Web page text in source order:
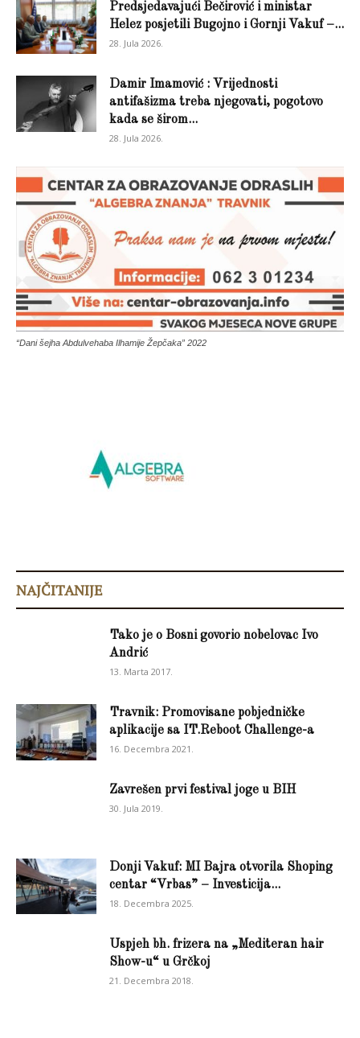
Predsjedavajući Bečirović i ministar
Helez posjetili Bugojno i Gornji Vakuf –...
28. Jula 2026.
Damir Imamović : Vrijednosti
antifašizma treba njegovati, pogotovo
kada se širom...
28. Jula 2026.
“Dani šejha Abdulvehaba Ilhamije Žepčaka” 2022
NAJČITANIJE
Tako je o Bosni govorio nobelovac Ivo
Andrić
13. Marta 2017.
Travnik: Promovisane pobjedničke
aplikacije sa IT.Reboot Challenge-a
16. Decembra 2021.
Zavrešen prvi festival joge u BIH
30. Jula 2019.
Donji Vakuf: MI Bajra otvorila Shoping
centar “Vrbas” – Investicija...
18. Decembra 2025.
Uspjeh bh. frizera na „Mediteran hair
Show-u“ u Grčkoj
21. Decembra 2018.